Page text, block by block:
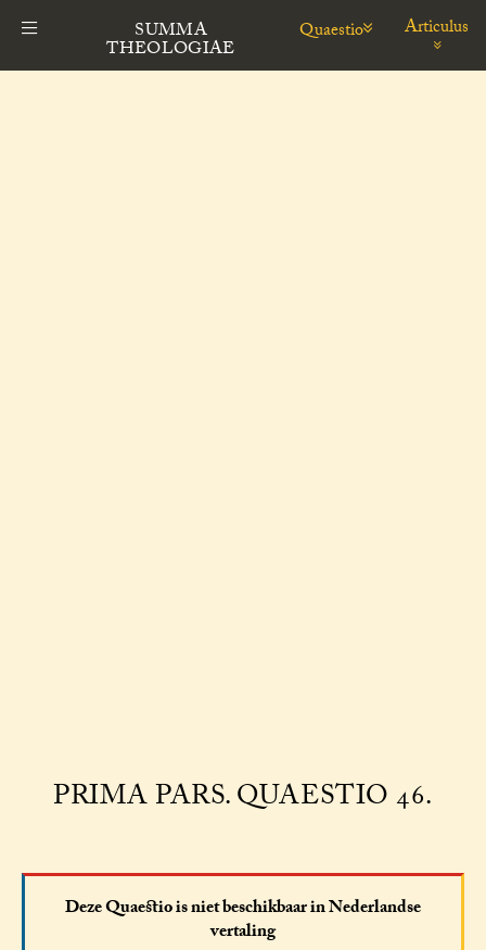
SUMMA
THEOLOGIAE
Quaestio Articulus
PRIMA PARS. QUAESTIO 46.
Deze Quaestio is niet beschikbaar in Nederlandse
vertaling